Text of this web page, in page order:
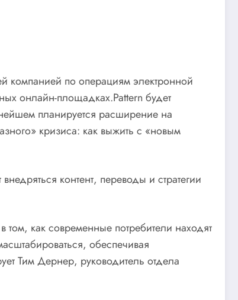
компанией по операциям электронной
онлайн-площадках.Pattern будет
планируется расширение на
кризиса: как выжить с «новым
контент, переводы и стратегии
как современные потребители находят
обеспечивая
Тим Дернер, руководитель отдела